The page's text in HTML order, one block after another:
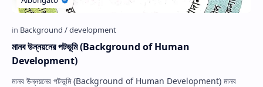
মানব উন্নয়নের পটভূমি (Background of Human
Development)
মানব উন্নয়নের পটভূমি (Background of Human Development) মানব